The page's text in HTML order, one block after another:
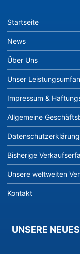
Startseite
News
Über Uns
Unser
Impressum &
Allgemeine
Datenschutzerklärung
Bisherige
Unsere weltweiten
Kontakt
UNSERE